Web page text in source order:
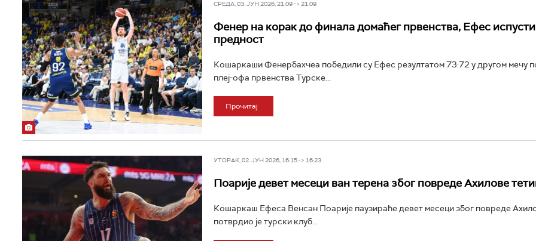
СРЕДА, 03. ЈУН 2026, 21:09 -> 21:09
Фенер на корак до финала домаћег првенства, Ефес
предност
Кошаркаши Фенербахчеа победили су Ефес резултатом 73:72 у другом мечу
плеј-офа првенства Турске...
Прочитај
УТОРАК, 02. ЈУН 2026, 16:15 -> 16:23
Поарије девет месеци ван терена због повреде Ахилове
Кошаркаш Ефеса Венсан Поарије паузираће девет месеци због повреде
потврдио је турски клуб...